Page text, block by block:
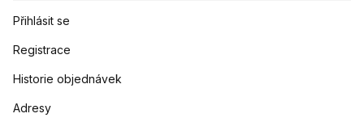
Přihlásit se
Registrace
Historie objednávek
Adresy